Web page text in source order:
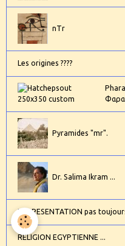
nTr
Les origines ????
Pyramides "mr".
Dr. Salima Ikram ...
REPRESENTATION pas
RELIGION EGYPTIENNE ...